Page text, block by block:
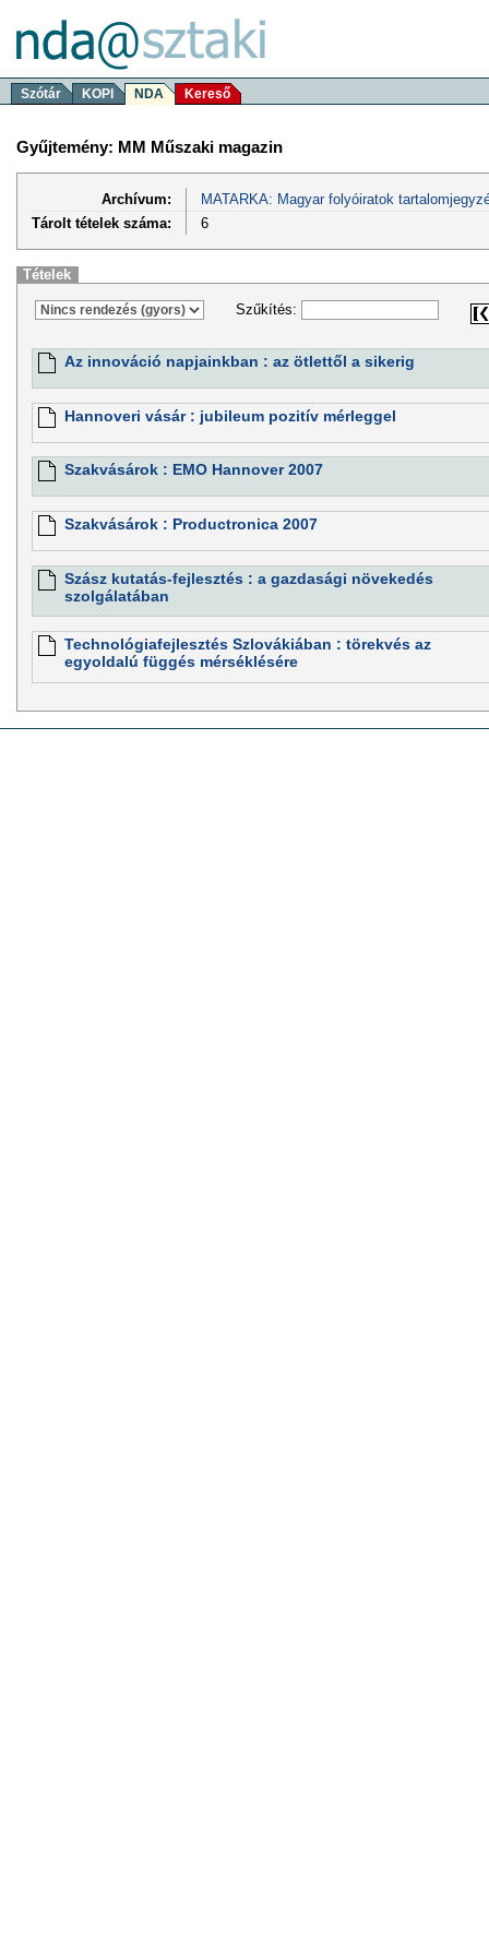
Szótár KOPI NDA Kereső
Gyűjtemény: MM Műszaki magazin
Archívum:
MATARKA: Magyar folyóiratok
Tárolt tételek száma:
6
Tételek
Szűkítés:
Az innováció napjainkban : az ötlettől a sikerig
Hannoveri vásár : jubileum pozitív mérleggel
Szakvásárok : EMO Hannover 2007
Szakvásárok : Productronica 2007
Szász kutatás-fejlesztés : a gazdasági növekedés
szolgálatában
Technológiafejlesztés Szlovákiában : törekvés az
egyoldalú függés mérséklésére